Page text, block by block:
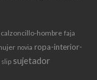
calzoncillo-hombre faja
novia ropa-interior-
slip sujetador